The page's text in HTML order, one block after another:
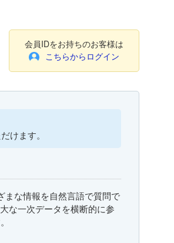
会員IDをお持ちのお客様は
こちらからログイン
けます。
まな情報を自然言語で質問で
な一次データを横断的に参